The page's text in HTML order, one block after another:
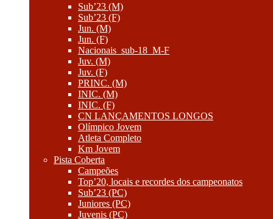
Sub’23 (M)
Sub’23 (F)
Jun. (M)
Jun. (F)
Nacionais_sub-18_M-F
Juv. (M)
Juv. (F)
PRINC. (M)
INIC. (M)
INIC. (F)
CN LANÇAMENTOS LONGOS
Olímpico Jovem
Atleta Completo
Km Jovem
Pista Coberta
Campeões
Top’20, locais e recordes dos campeonatos
Sub’23 (PC)
Juniores (PC)
Juvenis (PC)